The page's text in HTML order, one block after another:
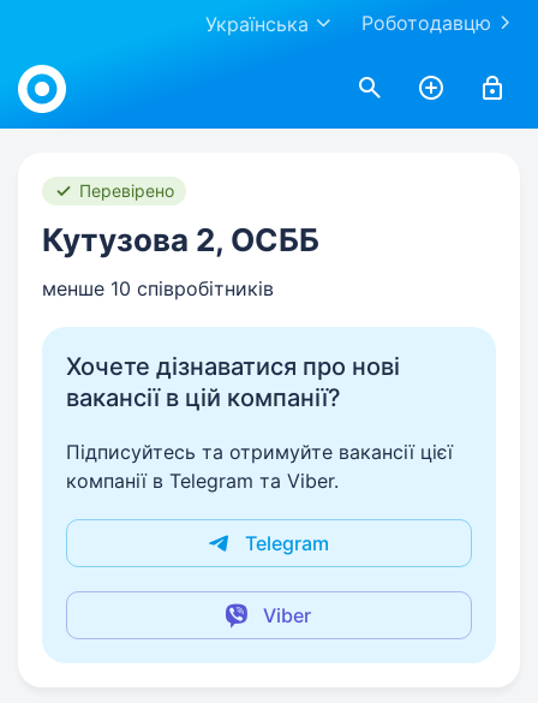
Роботодавцю
Українська
Work.ua
Перевірено
Кутузова 2, ОСББ
менше 10 співробітників
Хочете дізнаватися про нові
вакансії в цій компанії?
Підписуйтесь та отримуйте вакансії цієї
компанії в Telegram та Viber.
Telegram
Viber